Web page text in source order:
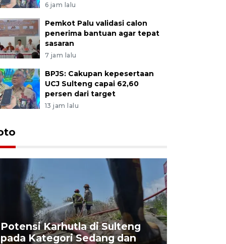
6 jam lalu
Pemkot Palu validasi calon
penerima bantuan agar tepat
sasaran
7 jam lalu
BPJS: Cakupan kepesertaan
UCJ Sulteng capai 62,60
persen dari target
13 jam lalu
Potensi Karhutla di Sulteng
pada Kategori Sedang dan